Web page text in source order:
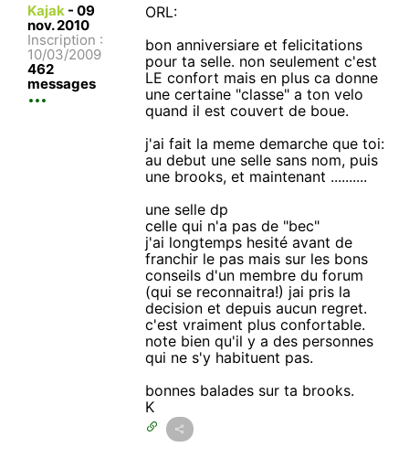
Kajak - 09
nov. 2010
Inscription :
10/03/2009
462
messages
ORL:
bon anniversiare et felicitations
pour ta selle. non seulement c'est
LE confort mais en plus ca donne
une certaine "classe" a ton velo
quand il est couvert de boue.
j'ai fait la meme demarche que toi:
au debut une selle sans nom, puis
une brooks, et maintenant ..........
une selle dp
celle qui n'a pas de "bec"
j'ai longtemps hesité avant de
franchir le pas mais sur les bons
conseils d'un membre du forum
(qui se reconnaitra!) jai pris la
decision et depuis aucun regret.
c'est vraiment plus confortable.
note bien qu'il y a des personnes
qui ne s'y habituent pas.
bonnes balades sur ta brooks.
K